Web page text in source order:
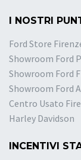
I NOSTRI
Ford Store
Showroom Ford
Showroom Ford
Showroom Ford
Centro Usato
Harley Davidson
INCENTIVI